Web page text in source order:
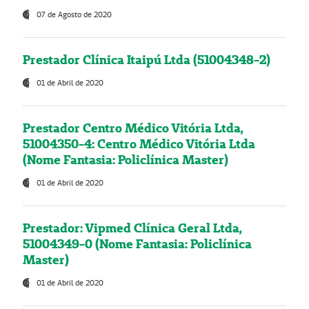
07 de Agosto de 2020
Prestador Clínica Itaipú Ltda (51004348-2)
01 de Abril de 2020
Prestador Centro Médico Vitória Ltda,
51004350-4: Centro Médico Vitória Ltda
(Nome Fantasia: Policlínica Master)
01 de Abril de 2020
Prestador: Vipmed Clínica Geral Ltda,
51004349-0 (Nome Fantasia: Policlínica
Master)
01 de Abril de 2020